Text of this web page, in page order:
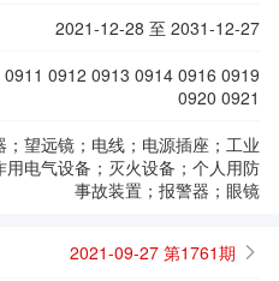
2021-12-28 至 2031-12-27
0912 0913 0914 0916 0919
0920 0921
；望远镜；电线；电源插座；工业
用电气设备；灭火设备；个人用防
事故装置；报警器；眼镜
2021-09-27 第1761期